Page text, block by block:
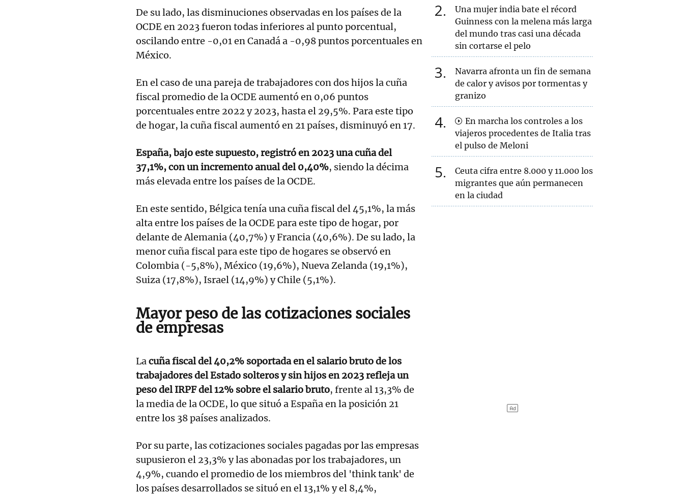
De su lado, las disminuciones observadas en los países de la
OCDE en 2023 fueron todas inferiores al punto porcentual,
oscilando entre -0,01 en Canadá a -0,98 puntos porcentuales en
México.
En el caso de una pareja de trabajadores con dos hijos la cuña
fiscal promedio de la OCDE aumentó en 0,06 puntos
porcentuales entre 2022 y 2023, hasta el 29,5%. Para este tipo
de hogar, la cuña fiscal aumentó en 21 países, disminuyó en 17.
España, bajo este supuesto, registró en 2023 una cuña del
37,1%, con un incremento anual del 0,40%, siendo la décima
más elevada entre los países de la OCDE.
En este sentido, Bélgica tenía una cuña fiscal del 45,1%, la más
alta entre los países de la OCDE para este tipo de hogar, por
delante de Alemania (40,7%) y Francia (40,6%). De su lado, la
menor cuña fiscal para este tipo de hogares se observó en
Colombia (-5,8%), México (19,6%), Nueva Zelanda (19,1%),
Suiza (17,8%), Israel (14,9%) y Chile (5,1%).
Mayor peso de las cotizaciones sociales
de empresas
Lacuña fiscal del 40,2% soportada en el salario bruto de los
trabajadores del Estado solteros y sin hijos en 2023 refleja un
peso del IRPF del 12% sobre el salario bruto, frente al 13,3% de
la media de la OCDE, lo que situó a España en la posición 21
entre los 38 países analizados.
Por su parte, las cotizaciones sociales pagadas por las empresas
supusieron el 23,3% y las abonadas por los trabajadores, un
4,9%, cuando el promedio de los miembros del 'think tank' de
los países desarrollados se situó en el 13,1% y el 8,4%,
2
Una mujer india bate el récord
Guinness con la melena más larga
del mundo tras casi una década
sin cortarse el pelo
3
Navarra afronta un fin de semana
de calor y avisos por tormentas y
granizo
4
En marcha los controles a los
viajeros procedentes de Italia tras
el pulso de Meloni
5
Ceuta cifra entre 8.000 y 11.000 los
migrantes que aún permanecen
en la ciudad